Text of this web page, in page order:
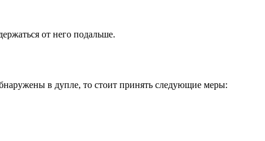
от него подальше.
в дупле, то стоит принять следующие меры: